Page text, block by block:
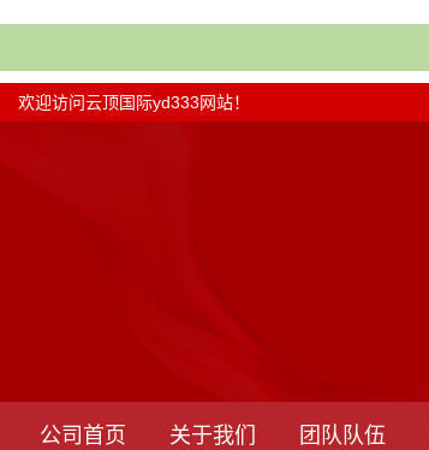
欢迎访问云顶国际yd333网站！
公司首页 关于我们 团队队伍